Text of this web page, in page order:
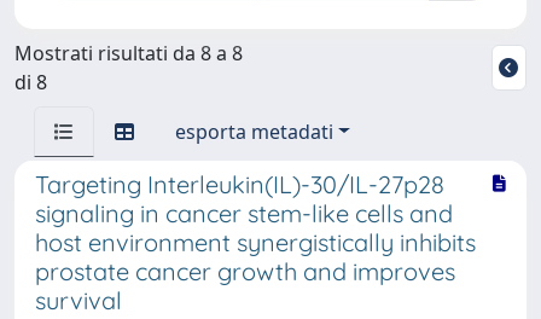
Mostrati risultati da 8 a 8
di 8
esporta metadati
Targeting Interleukin(IL)-30/IL-27p28
signaling in cancer stem-like cells and
host environment synergistically inhibits
prostate cancer growth and improves
survival